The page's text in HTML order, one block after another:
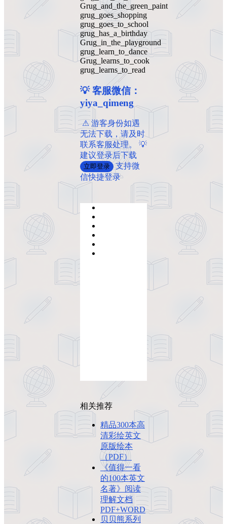
Grug_and_the_green_paint
grug_goes_shopping
grug_goes_to_school
grug_has_a_birthday
Grug_in_the_playground
grug_learn_to_dance
Grug_learns_to_cook
grug_learns_to_read
💡 客服微信：
yiya_qimeng
️ ️⚠ 游客身份如遇
无法下载，请及时
联系客服处理。 💡
建议登录后下载
立即登录 支持微
信快捷登录
相关推荐
精品300本高
清彩绘英文
原版绘本
（PDF）
《值得一看
的100本英文
名著》阅读
理解文档
PDF+WORD
贝贝熊系列